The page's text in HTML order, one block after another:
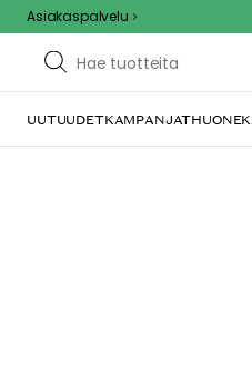
Asiakaspalvelu
UUTUUDETKAMPANJAT